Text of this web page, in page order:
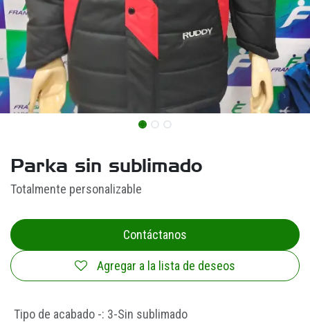
Parka sin sublimado
Totalmente personalizable
Contáctanos
Agregar a la lista de deseos
Tipo de acabado -: 3-Sin sublimado